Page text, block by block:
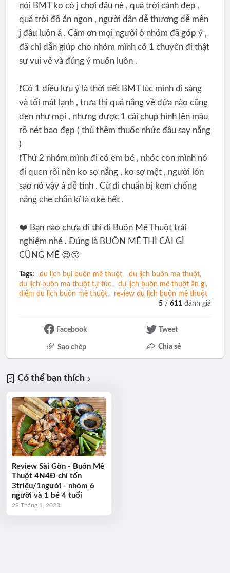
nói BMT ko có j chơi đâu nè , quá trời cảnh đẹp ,
quá trời đồ ăn ngon , người dân dễ thương dễ mến
j đâu luôn á . Cám ơn mọi người ở nhóm đã góp ý ,
đã chỉ dẫn giúp cho nhóm mình có 1 chuyến đi thật
sự vui vẻ và đúng ý muốn luôn .
❗️Có 1 điều lưu ý là thời tiết BMT lúc mình đi sáng
và tối mát lạnh , trưa thì quá nắng về đứa nào cũng
đen như mọi , nhưng được 1 cái chụp hình lên màu
rõ nét bao đẹp ( thủ thêm thuốc nhức đầu say nắng
)
❗️Thứ 2 nhóm mình đi có em bé , nhóc con mình nó
đi quen rồi nên ko sợ nắng , ko sợ mệt , người lớn
sao nó vậy á dễ tính . Cứ đi chuẩn bị kem chống
nắng che chắn kĩ là oke hết .
❤️ Bạn nào chưa đi thì đi Buôn Mê Thuột trải
nghiệm nhé . Đúng là BUÔN MÊ THÌ CÁI GÌ
CŨNG MÊ 😍😚
Tags: du lịch bụi buôn mê thuột
du lịch buôn ma thuột
du lịch buôn ma thuột tự túc
du lịch buôn mê thuột ăn gì
điểm du lịch buôn mê thuột
review du lịch buôn mê thuột
5 /611 đánh giá
Facebook Tweet
Sao chép Chia sẻ
Có thể bạn thích
Review Sài Gòn - Buôn Mê
Thuột 4N4Đ chỉ tốn
3triệu/1người - nhóm 6
người và 1 bé 4 tuổi
29 Tháng 1, 2023